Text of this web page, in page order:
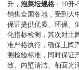
升， 泡菜坛规格 ：10升-
销售全国各地，受到大
保证提供优质、环保、
化指标检测，其次对土
准严格执行，确保土陶
测检验标准，同时保证
致、内壁清洁、釉面光